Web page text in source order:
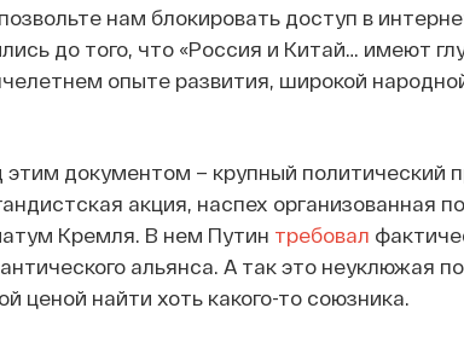
нам блокировать доступ в
до того, что «Россия и Китай… имеют
опыте развития, широкой
этим документом – крупный политический
акция, наспех организованная
Кремля. В нем Путин требовал
альянса. А так это неуклюжая
ценой найти хоть какого-то союзника.